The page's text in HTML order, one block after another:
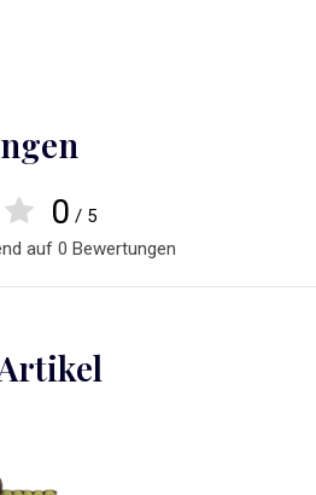
0 / 5
auf 0 Bewertungen